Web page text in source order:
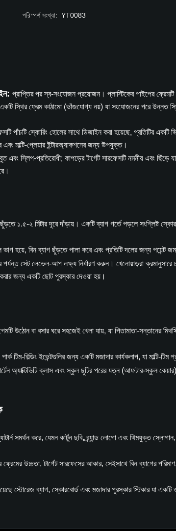
পরিস্পর্শ সংখ্যা: YT0083
প্রাপ্তির পর স্ব-সংযোজন প্রয়োজন। প্লাস্টিকের পাইপের
স্থির ফ্রেম কাঠামো (ভাঁজযোগ্য নয়) যা সংযোজনের পরে উন্নত
পাঁচটি স্কোরিং হোলের সাথে ডিজাইন করা হয়েছে, প্রতিটির
মাল্টি-প্লেয়ার ইন্টারঅ্যাকশনের জন্য উপযুক্ত।
এবং স্লিপ-প্রতিরোধী; কাপড়ের টার্গেট সারফেসটি নমনীয় এবং ছিঁড়ে
১.৫-২ মিটার দূরে দাঁড়ায়। একটি ব্যাগ গর্তে পড়লে সংশ্লিষ্ট
হয়ে, বিন ব্যাগ ছুঁড়তে পালা করে এবং প্রতিটি দলের জন্য পয়েন্ট
সেট লেভেল-আপ লক্ষ্য নির্ধারণ করুন। খেলোয়াড়রা
জন্য একটি ছোট পুরস্কার দেওয়া হয়।
উঠোন বা বসার ঘরে সহজেই খেলা যায়, যা পিতামাতা-সন্তানের
টিম-বিল্ডিং ইভেন্টগুলির জন্য একটি মজাদার কার্যকলাপ, যা মাল্টি-
অ্যাক্টিভিটি ক্লাস এবং স্কুল ছুটির পরের যত্ন (আফটার-স্কুল
সমর্থন করে, যেমন কার্টুন ছবি, ব্র্যান্ড লোগো এবং থিমযুক্ত
ফ্রেমের উচ্চতা, টার্গেট সারফেসের আকার, সেইসাথে বিন ব্যাগের
স্টোরেজ ব্যাগ, স্কোরবোর্ড এবং মজাদার পুরস্কার স্টিকার যা একটি